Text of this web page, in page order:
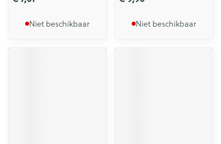
Niet beschikbaar Niet beschikbaar